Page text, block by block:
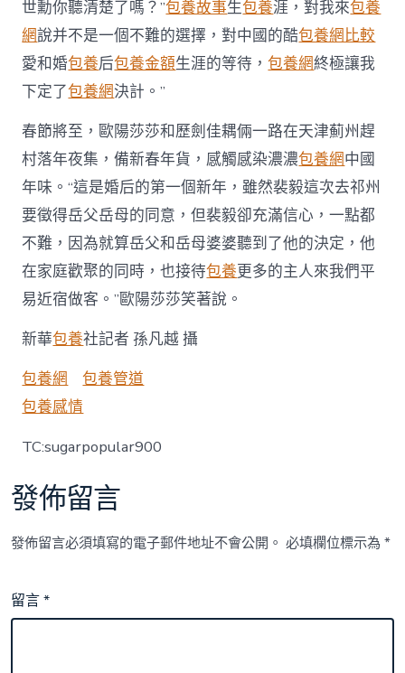
世勳你聽清楚了嗎？”包養故事生包養涯，對我來包養
網說并不是一個不難的選擇，對中國的酷包養網比較
愛和婚包養后包養金額生涯的等待，包養網終極讓我
下定了包養網決計。”
春節將至，歐陽莎莎和歷劍佳耦倆一路在天津薊州趕
村落年夜集，備新春年貨，感觸感染濃濃包養網中國
年味。“這是婚后的第一個新年，雖然裴毅這次去祁州
要徵得岳父岳母的同意，但裴毅卻充滿信心，一點都
不難，因為就算岳父和岳母婆婆聽到了他的決定，他
在家庭歡聚的同時，也接待包養更多的主人來我們平
易近宿做客。”歐陽莎莎笑著說。
新華包養社記者 孫凡越 攝
包養網
包養管道
包養感情
TC:sugarpopular900
發佈留言
發佈留言必須填寫的電子郵件地址不會公開。 必填欄位標示為*
留言*